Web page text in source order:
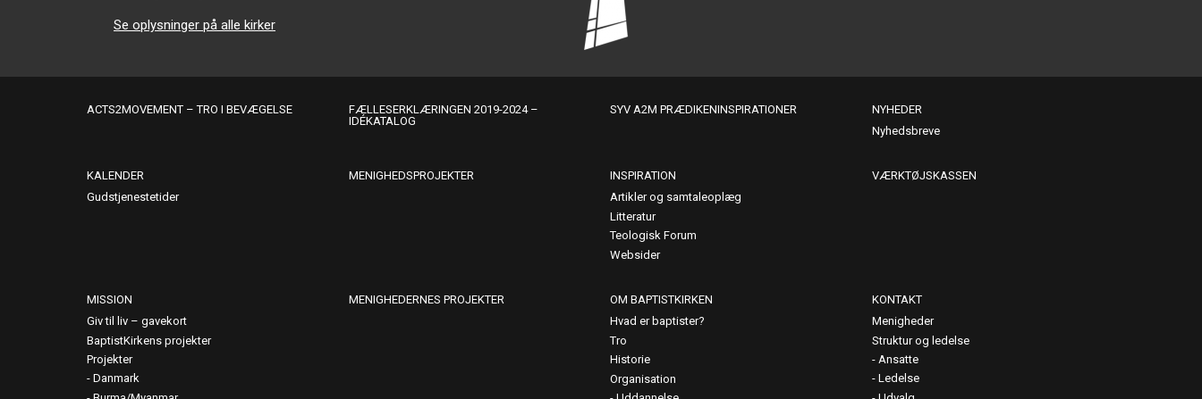
Se oplysninger på alle kirker
ACTS2MOVEMENT – TRO I BEVÆGELSE
FÆLLESERKLÆRINGEN 2019-2024 –
IDÉKATALOG
SYV A2M PRÆDIKENINSPIRATIONER
NYHEDER
Nyhedsbreve
KALENDER
Gudstjenestetider
MENIGHEDSPROJEKTER
INSPIRATION
Artikler og samtaleoplæg
Litteratur
Teologisk Forum
Websider
VÆRKTØJSKASSEN
MISSION
Giv til liv – gavekort
BaptistKirkens projekter
Projekter
Danmark
MENIGHEDERNES PROJEKTER
OM BAPTISTKIRKEN
Hvad er baptister?
Tro
Historie
Organisation
KONTAKT
Menigheder
Struktur og ledelse
Ansatte
Ledelse